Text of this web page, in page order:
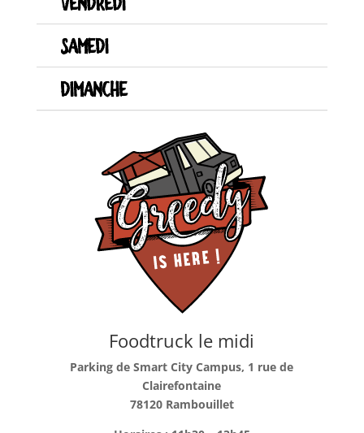
Samedi
Dimanche
Foodtruck le midi
Parking de Smart City Campus, 1 rue de
Clairefontaine
78120 Rambouillet